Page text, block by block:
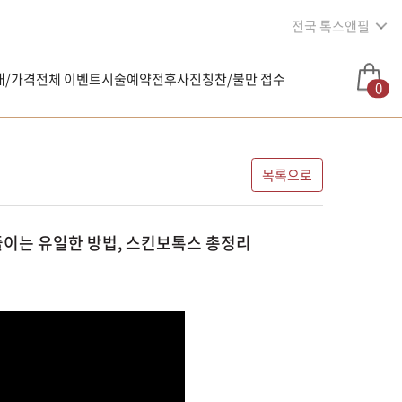
전국 톡스앤필
/가격전체 이벤트시술예약전후사진칭찬/불만 접수 0
목록으로
는 유일한 방법, 스킨보톡스 총정리